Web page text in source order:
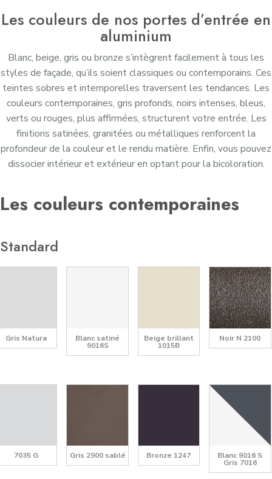
Les couleurs de nos portes d’entrée en
aluminium
Blanc, beige, gris ou bronze s’intègrent facilement à tous les
styles de façade, qu’ils soient classiques ou contemporains. Ces
teintes sobres et intemporelles traversent les tendances. Les
couleurs contemporaines, gris profonds, noirs intenses, bleus,
verts ou rouges, plus affirmées, structurent votre entrée. Les
finitions satinées, granitées ou métalliques renforcent la
profondeur de la couleur et le rendu matière. Enfin, vous pouvez
dissocier intérieur et extérieur en optant pour la bicoloration.
Les couleurs contemporaines
Standard
Gris Natura Blanc satiné
9016S
Beige brillant
1015B
Noir N 2100
7035 G Gris 2900 sablé Bronze 1247 Blanc 9016 S
Gris 7016